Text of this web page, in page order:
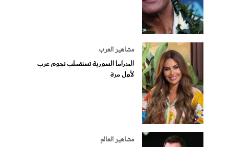
مشاهير العرب
الدراما السورية تستقطب نجوم عرب
لأول مرة
مشاهير العالم